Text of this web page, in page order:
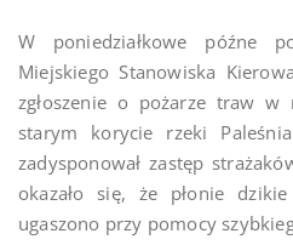
W poniedziałkowe późne
Miejskiego Stanowiska
zgłoszenie o pożarze traw w
starym korycie rzeki
zadysponował zastęp
okazało się, że płonie
ugaszono przy pomocy